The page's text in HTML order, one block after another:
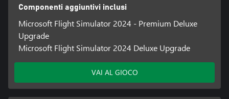
Componenti aggiuntivi inclusi
Microsoft Flight Simulator 2024 - Premium Deluxe
Upgrade
Microsoft Flight Simulator 2024 Deluxe Upgrade
VAI AL GIOCO